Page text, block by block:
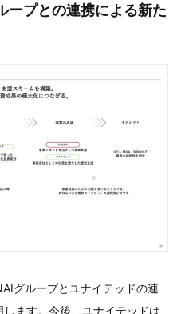
ープとの連携による新た
グループとユナイテッドの連
ます。今後、ユナイテッドは